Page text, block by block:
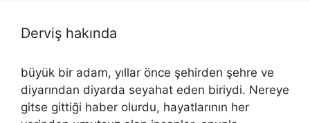
Derviş hakında
büyük bir adam, yıllar önce şehirden şehre ve
diyarından diyarda seyahat eden biriydi. Nereye
gitse gittiği haber olurdu, hayatlarının her